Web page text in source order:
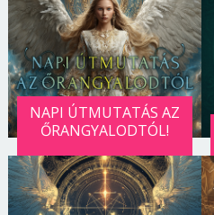
NAPI ÚTMUTATÁS AZ
ŐRANGYALODTÓL!
Borsonline
E-mail cím vagy